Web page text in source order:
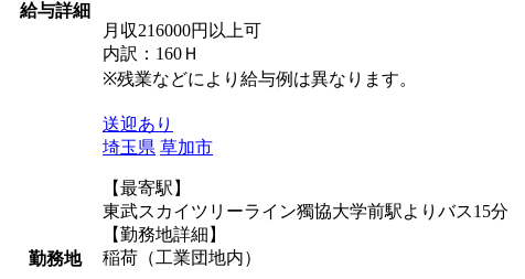
給与詳細
月収216000円以上可
内訳：160Ｈ
※残業などにより給与例は異なります。
勤務地
送迎あり
埼玉県 草加市
【最寄駅】
東武スカイツリーライン獨協大学前駅よりバス15分
【勤務地詳細】
稲荷（工業団地内）